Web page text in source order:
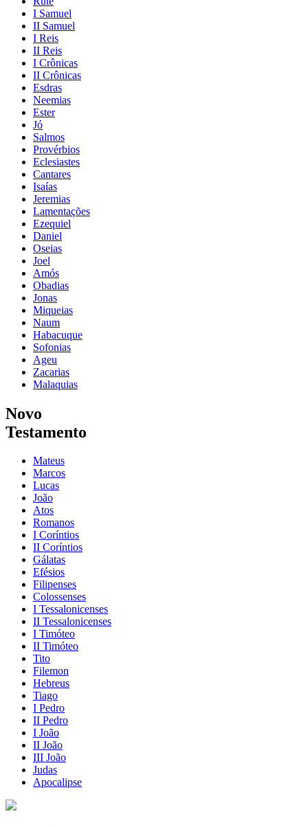
I Samuel
II Samuel
I Reis
II Reis
I Crônicas
II Crônicas
Esdras
Neemias
Ester
Jó
Salmos
Provérbios
Eclesiastes
Cantares
Isaías
Jeremias
Lamentações
Ezequiel
Daniel
Oseias
Joel
Amós
Obadias
Jonas
Miqueias
Naum
Habacuque
Sofonias
Ageu
Zacarias
Malaquias
Novo
Testamento
Mateus
Marcos
Lucas
João
Atos
Romanos
I Coríntios
II Coríntios
Gálatas
Efésios
Filipenses
Colossenses
I Tessalonicenses
II Tessalonicenses
I Timóteo
II Timóteo
Tito
Filemon
Hebreus
Tiago
I Pedro
II Pedro
I João
II João
III João
Judas
Apocalipse